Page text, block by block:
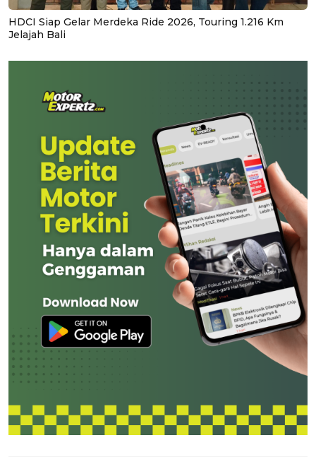
HDCI Siap Gelar Merdeka Ride 2026, Touring 1.216 Km
Jelajah Bali